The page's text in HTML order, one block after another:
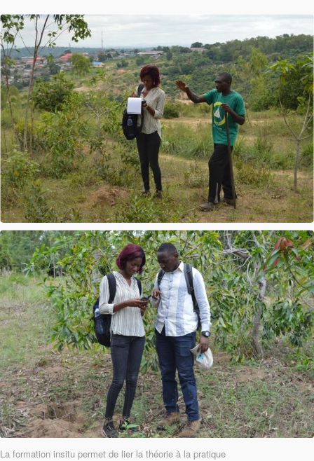
La formation insitu permet de lier la théorie à la pratique